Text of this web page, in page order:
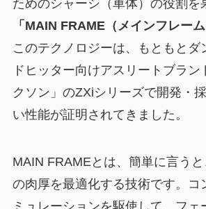
ためのシャーシ（車体）の役割を
「MAIN FRAME（メインフレーム
このテクノロジーは、もともとダ
ドヒッター向けアスリートブラン
クソン」のZXiシリーズで開発・
い性能が証明されてきました。
MAIN FRAMEとは、簡単に言う
の肉厚を最適化する技術です。コ
ミュレーションを駆使して、フェ